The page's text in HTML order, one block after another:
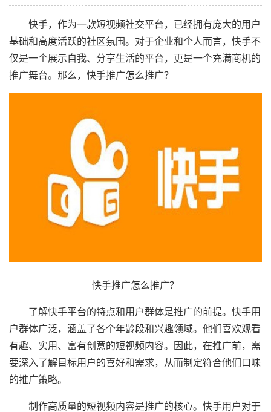
快手，作为一款短视频社交平台，已经拥有庞大的用户
基础和高度活跃的社区氛围。对于企业和个人而言，快手不
仅是一个展示自我、分享生活的平台，更是一个充满商机的
推广舞台。那么，快手推广怎么推广？
快手推广怎么推广？
了解快手平台的特点和用户群体是推广的前提。快手用
户群体广泛，涵盖了各个年龄段和兴趣领域。他们喜欢观看
有趣、实用、富有创意的短视频内容。因此，在推广前，需
要深入了解目标用户的喜好和需求，从而制定符合他们口味
的推广策略。
制作高质量的短视频内容是推广的核心。快手用户对于